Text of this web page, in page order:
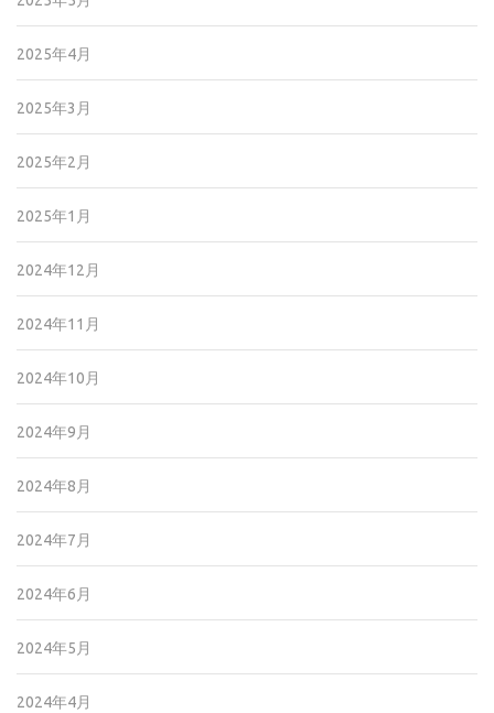
2025年4月
2025年3月
2025年2月
2025年1月
2024年12月
2024年11月
2024年10月
2024年9月
2024年8月
2024年7月
2024年6月
2024年5月
2024年4月